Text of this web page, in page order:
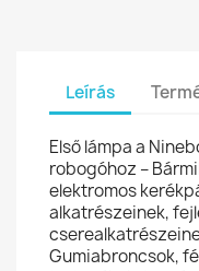
Leírás
Első lámpa a
robogóhoz –
elektromos
alkatrészeinek,
Gumiabroncsok,